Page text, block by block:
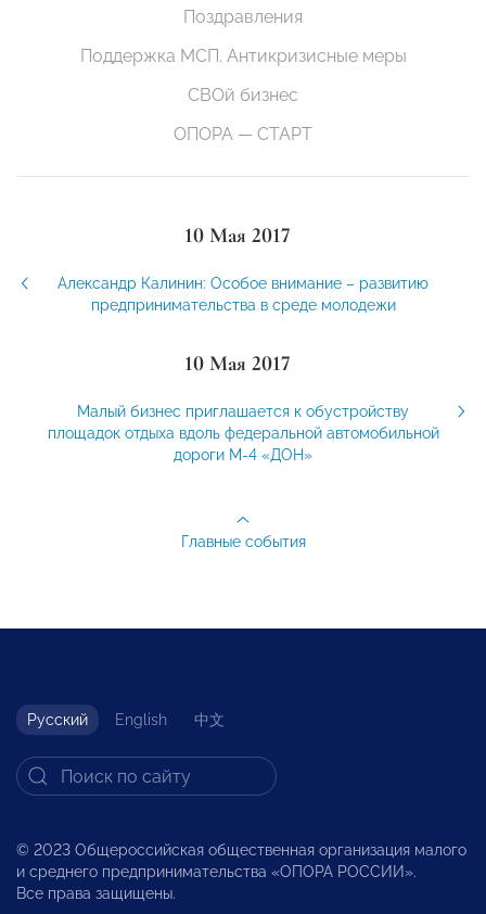
Поздравления
Поддержка МСП. Антикризисные меры
СВОй бизнес
ОПОРА — СТАРТ
10 Мая 2017
Александр Калинин: Особое внимание – развитию
предпринимательства в среде молодежи
10 Мая 2017
Малый бизнес приглашается к обустройству
площадок отдыха вдоль федеральной автомобильной
дороги М-4 «ДОН»
Главные события
Русский English 中文
© 2023 Общероссийская общественная организация малого
и среднего предпринимательства «ОПОРА РОССИИ».
Все права защищены.